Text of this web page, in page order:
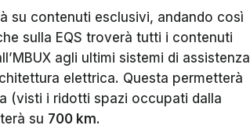
su contenuti esclusivi, andando così
sulla EQS troverà tutti i contenuti
agli ultimi sistemi di assistenza
elettrica. Questa permetterà
(visti i ridotti spazi occupati dalla
su 700 km.